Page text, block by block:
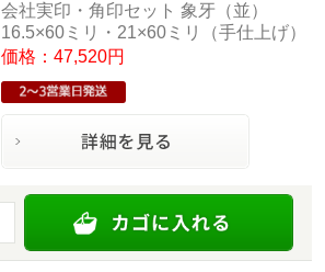
会社実印・角印セット 象牙（並）
16.5×60ミリ・21×60ミリ（手仕上げ）
価格：47,520円